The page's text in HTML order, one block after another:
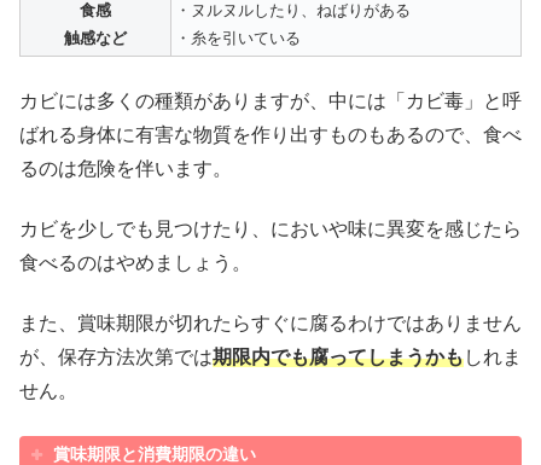
食感
触感など
・ヌルヌルしたり、ねばりがある
・糸を引いている
カビには多くの種類がありますが、中には「カビ毒」と呼
ばれる身体に有害な物質を作り出すものもあるので、食べ
るのは危険を伴います。
カビを少しでも見つけたり、においや味に異変を感じたら
食べるのはやめましょう。
また、賞味期限が切れたらすぐに腐るわけではありません
が、保存方法次第では期限内でも腐ってしまうかもしれま
せん。
賞味期限と消費期限の違い